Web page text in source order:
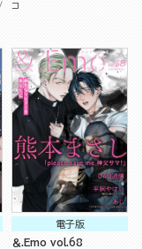
コ
電子版
＆.Emo vol.68